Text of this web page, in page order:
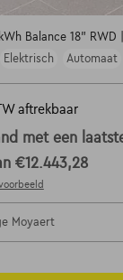
Balance 18" RWD
Elektrisch Automaat
aftrekbaar
met een
€12.443,28
Moyaert